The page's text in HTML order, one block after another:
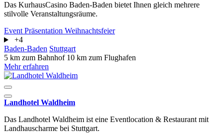
Das KurhausCasino Baden-Baden bietet Ihnen gleich mehrere
stilvolle Veranstaltungsräume.
Event Präsentation Weihnachtsfeier
+4
Baden-Baden Stuttgart
5 km zum Bahnhof 10 km zum Flughafen
Mehr erfahren
Landhotel Waldheim
Das Landhotel Waldheim ist eine Eventlocation & Restaurant mit
Landhauscharme bei Stuttgart.